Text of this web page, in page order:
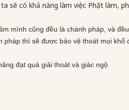
sẽ có khả năng làm việc Phật làm,
mình cũng đều là chánh pháp, và
pháp thì sẽ được bảo vệ thoát mọi khổ
đạt quả giải thoát và giác ngộ